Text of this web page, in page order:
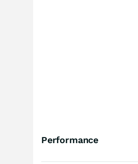
Performance